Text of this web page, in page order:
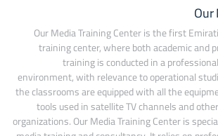
Our Media Training Center is the first
training center, where both academic and
training is conducted in a
environment, with relevance to operational
the classrooms are equipped with all the
tools used in satellite TV channels and
organizations. Our Media Training Center is